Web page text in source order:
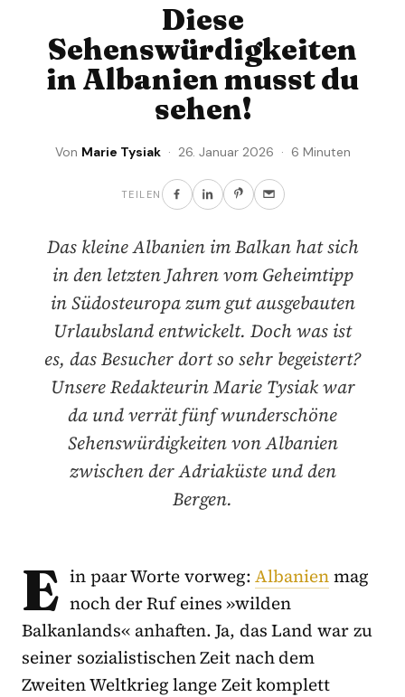
Diese
Sehenswürdigkeiten
in Albanien musst du
sehen!
Von Marie Tysiak· 26. Januar 2026 · 6 Minuten
TEILEN
Das kleine Albanien im Balkan hat sich
in den letzten Jahren vom Geheimtipp
in Südosteuropa zum gut ausgebauten
Urlaubsland entwickelt. Doch was ist
es, das Besucher dort so sehr begeistert?
Unsere Redakteurin Marie Tysiak war
da und verrät fünf wunderschöne
Sehenswürdigkeiten von Albanien
zwischen der Adriaküste und den
Bergen.
E in paar Worte vorweg:Albanienmag
noch der Ruf eines »wilden
Balkanlands« anhaften. Ja, das Land war zu
seiner sozialistischen Zeit nach dem
Zweiten Weltkrieg lange Zeit komplett